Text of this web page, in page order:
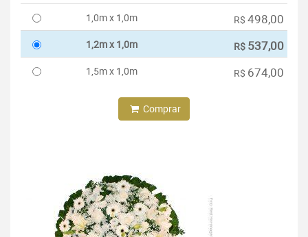
1,0m x 1,0m
R$ 498,00
1,2m x 1,0m R$ 537,00
1,5m x 1,0m R$ 674,00
Comprar